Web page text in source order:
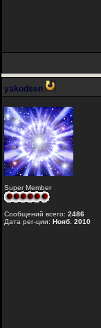
yakodsen
Super Member
Сообщений всего: 2486
Дата рег-ции: Нояб. 2010